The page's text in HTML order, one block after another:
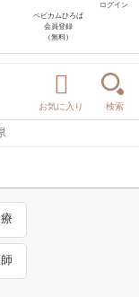
ログイン
ベビカムひろば
会員登録
（無料）
お気に入り 検索